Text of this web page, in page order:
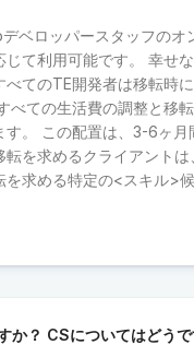
ベロッパースタッフのオ
じて利用可能です。 幸せ
べてのTE開発者は移転時
べての生活費の調整と移
す。 この配置は、3-6ヶ月
転を求めるクライアント
を求める特定の<スキル>
か？ CSについてはどうで